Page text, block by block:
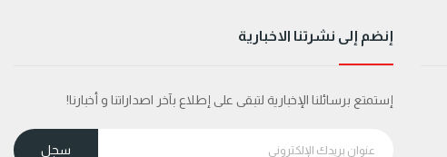
إنضم إلى نشرتنا الاخبارية
إستمتع برسائلنا الإخبارية لتبقى على إطلاع بآخر اصداراتنا و أخبارنا!